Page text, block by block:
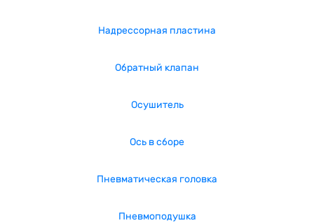
Надрессорная пластина
Обратный клапан
Осушитель
Ось в сборе
Пневматическая головка
Пневмоподушка